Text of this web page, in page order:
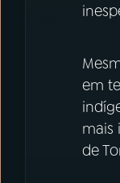
em
mais
de